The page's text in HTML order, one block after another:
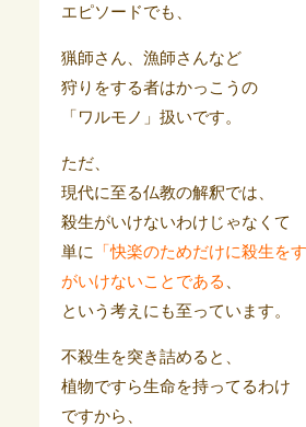
エピソードでも、
猟師さん、漁師さんなど
狩りをする者はかっこうの
「ワルモノ」扱いです。
ただ、
現代に至る仏教の解釈では、
殺生がいけないわけじゃなくて
単に 「快楽のためだけに殺生を
がいけないことである 、
という考えにも至っています。
不殺生を突き詰めると、
植物ですら生命を持ってるわけ
ですから、